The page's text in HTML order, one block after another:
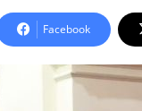
Facebook